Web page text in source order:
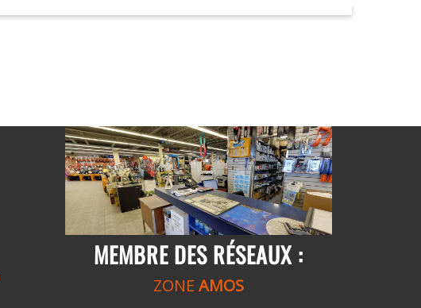
MEMBRE DES RÉSEAUX :
ZONE AMOS